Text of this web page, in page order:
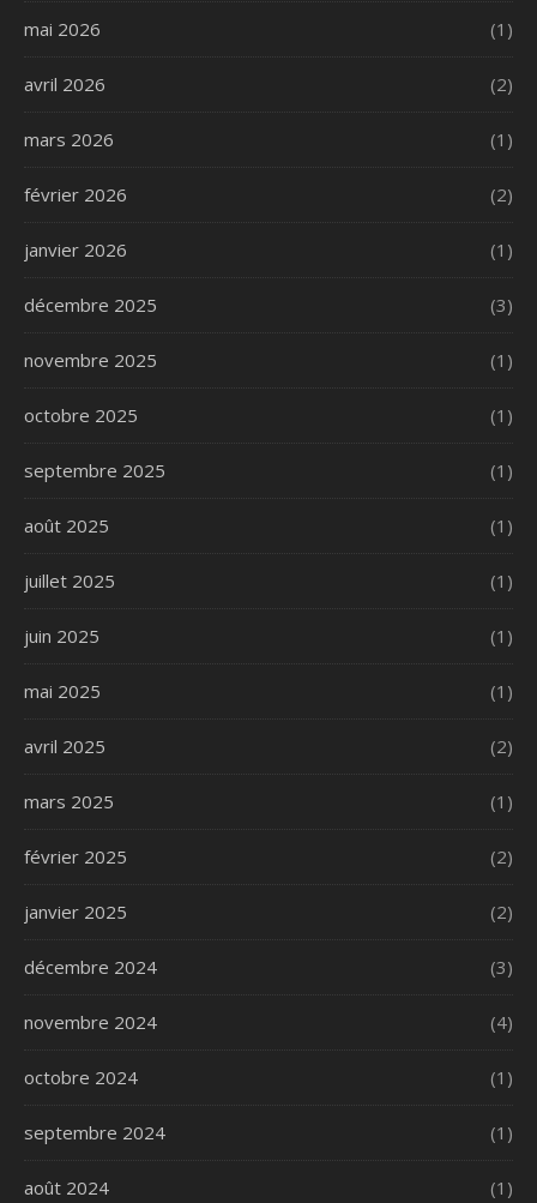
mai 2026 (1)
avril 2026 (2)
mars 2026 (1)
février 2026 (2)
janvier 2026 (1)
décembre 2025 (3)
novembre 2025 (1)
octobre 2025 (1)
septembre 2025 (1)
août 2025 (1)
juillet 2025 (1)
juin 2025 (1)
mai 2025 (1)
avril 2025 (2)
mars 2025 (1)
février 2025 (2)
janvier 2025 (2)
décembre 2024 (3)
novembre 2024 (4)
octobre 2024 (1)
septembre 2024 (1)
août 2024 (1)